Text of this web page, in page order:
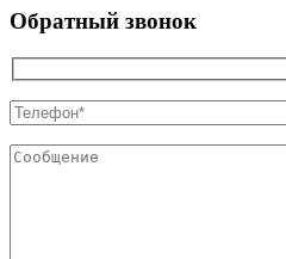
Обратный звонок